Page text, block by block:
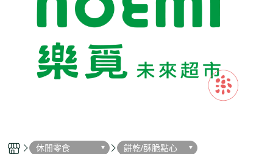
休閒零食 餅乾/酥脆點心